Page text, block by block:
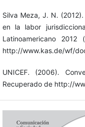
Silva Meza, J. N.
en la labor
Latinoamericano 2012
http://www.kas.de/wf/
UNICEF. (2006).
Recuperado de http://